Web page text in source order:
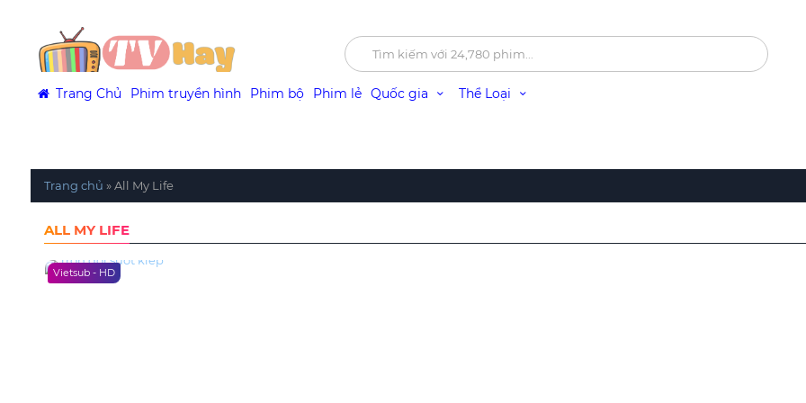
Trang Chủ Phim truyền hình Phim bộ Phim lẻ Quốc gia Thể Loại
Trang chủ »All My Life
ALL MY LIFE
Vietsub - HD